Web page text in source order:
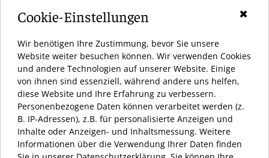
AKTUELL HABEN WIR GEÖFFNET
ÖFFNUNGSZEITEN:
MONTAG – SAMSTAG 10:00 – 20:00 UHR
Cookie-Einstellungen
Wir benötigen Ihre Zustimmung, bevor Sie unsere
Website weiter besuchen können. Wir verwenden Cookies
und andere Technologien auf unserer Website. Einige
von ihnen sind essenziell, während andere uns helfen,
diese Website und Ihre Erfahrung zu verbessern.
Personenbezogene Daten können verarbeitet werden (z.
B. IP-Adressen), z.B. für personalisierte Anzeigen und
Inhalte oder Anzeigen- und Inhaltsmessung. Weitere
Informationen über die Verwendung Ihrer Daten finden
✖